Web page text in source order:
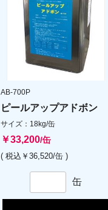
AB-700P
ピールアップアドボン
サイズ：18kg/缶
￥33,200/缶
( 税込￥36,520/缶 )
缶